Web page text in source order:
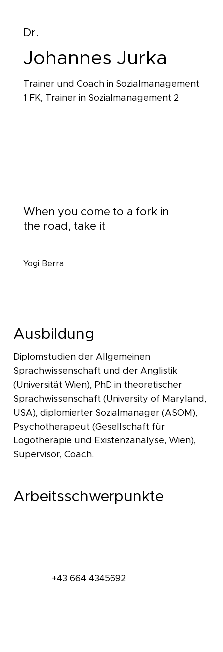
Dr.
Trainer und Coach in Sozialmanagement
1 FK, Trainer in Sozialmanagement 2
Johannes Jurka
When you come to a fork in
the road, take it
Yogi Berra
Ausbildung
Diplomstudien der Allgemeinen
Sprachwissenschaft und der Anglistik
(Universität Wien), PhD in theoretischer
Sprachwissenschaft (University of Maryland,
USA), diplomierter Sozialmanager (ASOM),
Psychotherapeut (Gesellschaft für
Logotherapie und Existenzanalyse, Wien),
Supervisor, Coach.
Arbeitsschwerpunkte
+43 664 4345692